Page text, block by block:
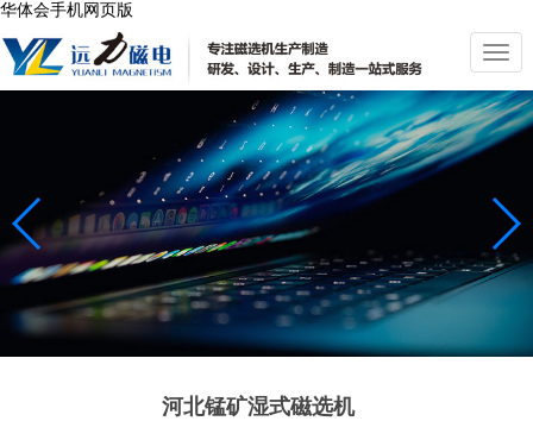
华体会手机网页版
切
换
导
航
河北锰矿湿式磁选机